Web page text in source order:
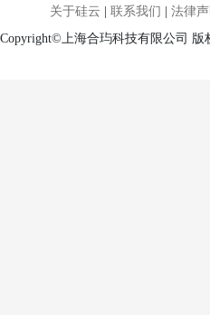
关于硅云 | 联系我们 | 法律声
Copyright©上海合玙科技有限公司 版